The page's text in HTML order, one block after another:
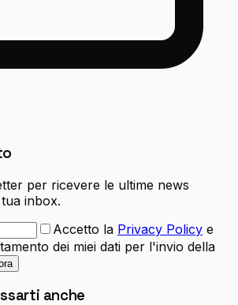
per ricevere le ultime news
inbox.
Accetto la Privacy Policy e
dei miei dati per l'invio della
anche